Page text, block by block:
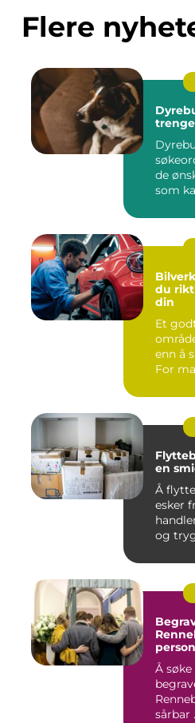
Flere
de
som
du
din
Et
enn å
For
en
Å
esker
og
Å
sårbar